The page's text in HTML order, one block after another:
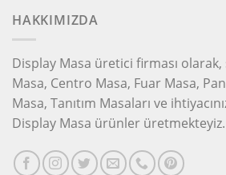
HAKKIMIZDA
Display Masa üretici firması
Masa, Centro Masa, Fuar Masa,
Masa, Tanıtım Masaları ve
Display Masa ürünler üretmekteyiz.